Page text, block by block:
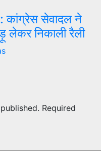
कांग्रेस सेवादल ने
लेकर निकाली रैली
Required